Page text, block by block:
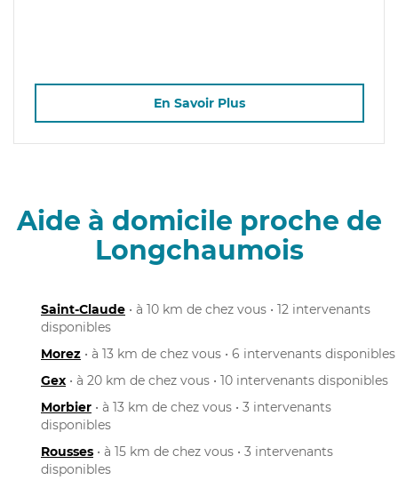
En Savoir Plus
Aide à domicile proche de
Longchaumois
Saint-Claude • à 10 km de chez vous • 12 intervenants
disponibles
Morez • à 13 km de chez vous • 6 intervenants disponibles
Gex • à 20 km de chez vous • 10 intervenants disponibles
Morbier • à 13 km de chez vous • 3 intervenants
disponibles
Rousses • à 15 km de chez vous • 3 intervenants
disponibles